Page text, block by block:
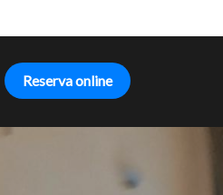
Reserva online